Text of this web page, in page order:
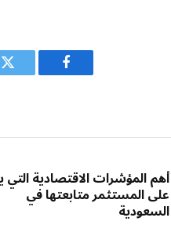
فيسبوك
أهم المؤشرات الاقتصادية
على المستثمر متابعتها في
السعودية